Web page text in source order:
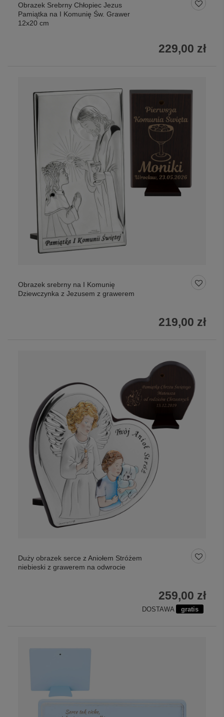
Obrazek Srebrny Chłopiec Jezus
Pamiątka na I Komunię Św. Grawer
12x20 cm
229,00 zł
Obrazek srebrny na I Komunię
Dziewczynka z Jezusem z grawerem
219,00 zł
Duży obrazek serce z Aniołem Stróżem
niebieski z grawerem na odwrocie
259,00 zł
DOSTAWA gratis